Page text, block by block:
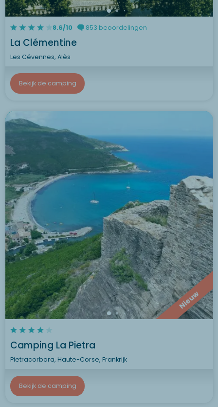
8.6/10 853 beoordelingen
La Clémentine
Les Cévennes, Alès
Bekijk de camping
Nieuw
Camping La Pietra
Pietracorbara, Haute-Corse, Frankrijk
Bekijk de camping